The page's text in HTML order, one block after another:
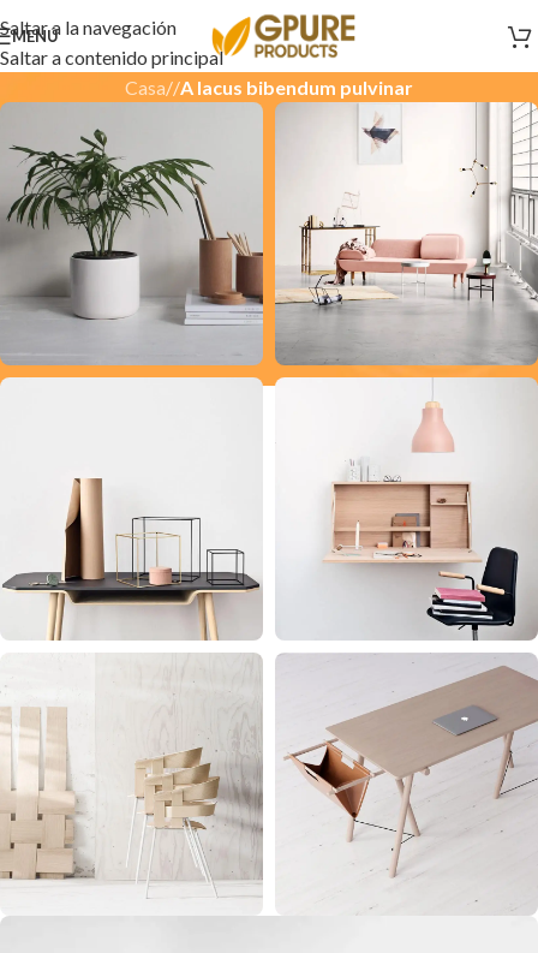
Saltar a la navegación
Saltar a contenido principal
MENÚ
Casa//A lacus bibendum pulvinar